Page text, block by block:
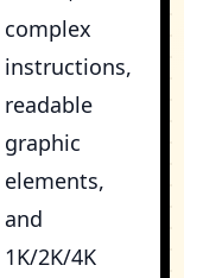
complex
instructions,
readable
graphic
elements,
and
1K/2K/4K